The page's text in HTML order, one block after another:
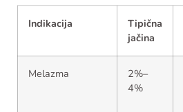
Indikacija
Tipična
jačina
Melazma
2%–
4%